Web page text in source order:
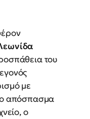
του
με
απόσπασμα
ο